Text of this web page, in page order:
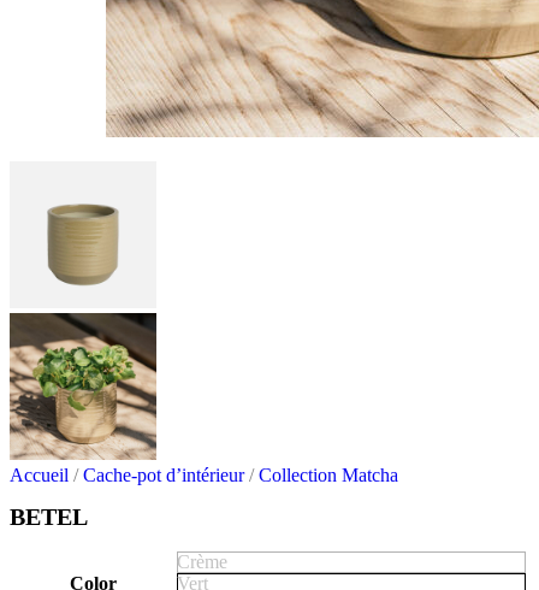
Accueil / Cache-pot d’intérieur/ Collection Matcha
BETEL
Color
Crème
Vert